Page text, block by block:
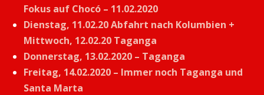
Fokus auf Chocó – 11.02.2020
Dienstag, 11.02.20 Abfahrt nach Kolumbien +
Mittwoch, 12.02.20 Taganga
Donnerstag, 13.02.2020 – Taganga
Freitag, 14.02.2020 – Immer noch Taganga und
Santa Marta